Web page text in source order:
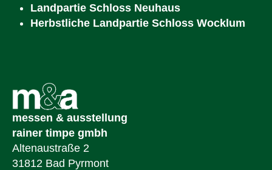
messen & ausstellung
rainer timpe gmbh
Altenaustraße 2
31812 Bad Pyrmont
Landpartie Schloss Neuhaus
Herbstliche Landpartie Schloss Wocklum